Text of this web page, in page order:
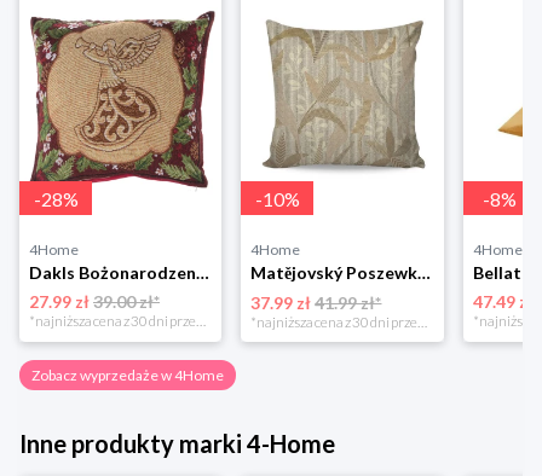
-28%
4Home
Dakls Bożonarodzeniowa poszewka na poduszkę Angel red, 40 x 40 cm 4-Home
27.99 zł39.00 zł*
*najniższa cena z 30 dni przed obniżką
-10%
4Home
Matějovský Poszewka na poduszkę Solei, 40 x 40 cm
37.99 zł 41.99 zł*
*najniższa cena z 30 dni przed obniżką
-8%
4Home
47.49 zł
Zobacz wyprzedaże w 4Home
Inne produkty marki 4-Home